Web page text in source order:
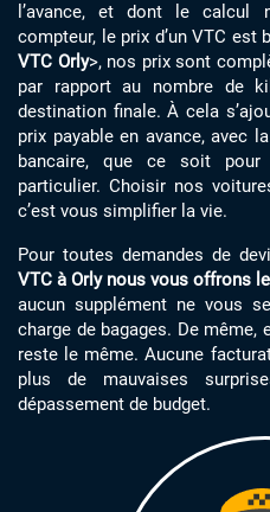
l’avance, et dont le calcul
compteur, le prix d’un VTC est
VTC Orly>, nos prix sont
par rapport au nombre de
destination finale. À cela
prix payable en avance, avec
bancaire, que ce soit
particulier. Choisir nos
c’est vous simplifier la vie.
Pour toutes demandes de
VTC à Orly nous vous offrons
aucun supplément ne vous
charge de bagages. De même,
reste le même. Aucune
plus de mauvaises
dépassement de budget.